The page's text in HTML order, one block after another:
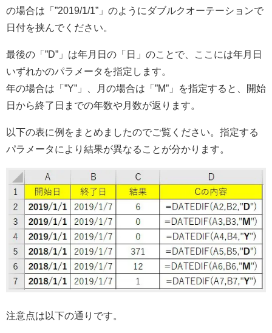
の場合は「”2019/1/1”」のようにダブルクオーテーションで
日付を挟んでください。
最後の「”D”」は年月日の「日」のことで、ここには年月日
いずれかのパラメータを指定します。
年の場合は「”Y”」、月の場合は「”M”」を指定すると、開始
日から終了日までの年数や月数が返ります。
以下の表に例をまとめましたのでご覧ください。指定する
パラメータにより結果が異なることが分かります。
注意点は以下の通りです。